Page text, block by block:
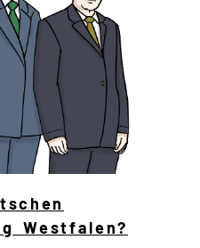
Westfalen?